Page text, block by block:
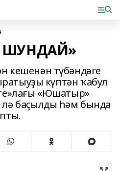
ШУНДАЙ»
кешенән түбәндәге
күптән ҡабул
«Юшатыр»
лә баҫылды һәм бында